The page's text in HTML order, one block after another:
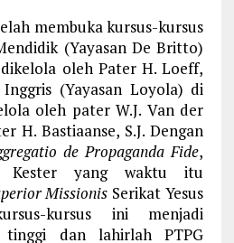
membuka kursus-kursus
(Yayasan De Britto)
oleh Pater H. Loeff,
Inggris (Yayasan Loyola) di
oleh pater W.J. Van der
H. Bastiaanse, S.J. Dengan
de Propaganda Fide,
Kester yang waktu itu
Missionis Serikat Yesus
kursus ini menjadi
tinggi dan lahirlah PTPG